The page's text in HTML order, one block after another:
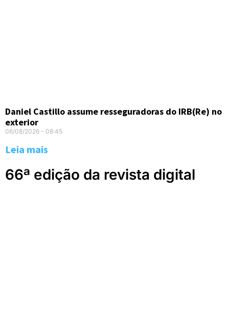
Daniel Castillo assume resseguradoras do IRB(Re) no
exterior
06/08/2026 08:45
Leia mais
66ª edição da revista digital